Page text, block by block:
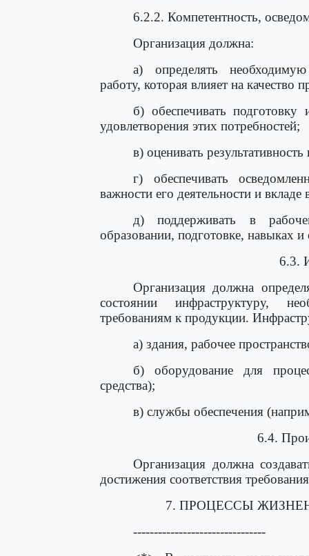
6.2.2. Компетентность,
Организация должна:
а) определять
работу, которая влияет на качество
б) обеспечивать
удовлетворения этих потребностей;
в) оценивать
г) обеспечивать
важности его деятельности и вкладе
д) поддерживать в
образовании, подготовке, навыках
6.3.
Организация должна
состоянии инфраструктуру,
требованиям к продукции.
а) здания, рабочее
б) оборудование для
средства);
в) службы обеспечения
6.4.
Организация должна
достижения соответствия
7. ПРОЦЕССЫ
--------------------------------